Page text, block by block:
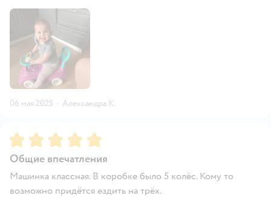
06 мая 2025 · Александра К.
Рейтинг:5
Общие впечатления
Машинка классная. В коробке было 5 колёс. Кому то
возможно придётся ездить на трёх.